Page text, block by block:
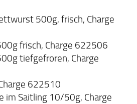
500g, frisch, Charge
frisch, Charge 622506
tiefgefroren, Charge
622510
im Saitling 10/50g, Charge